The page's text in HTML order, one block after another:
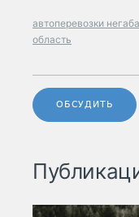
автоперевозки
область
ОБСУДИТЬ